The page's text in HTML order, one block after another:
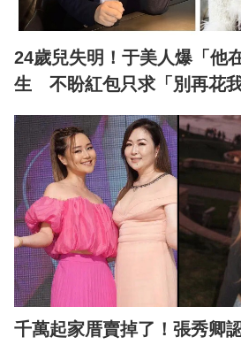
24歲兒失明！于美人爆「他
生 不盼紅包只求「別再花我
千萬起家厝賣掉了！張秀卿